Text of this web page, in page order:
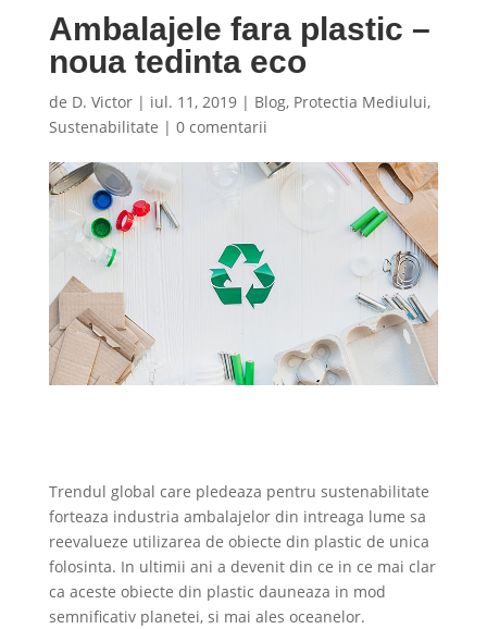
Ambalajele fara plastic –
noua tedinta eco
de D. Victor| iul. 11, 2019| Blog, Protectia Mediului,
Sustenabilitate | 0 comentarii
Trendul global care pledeaza pentru sustenabilitate
forteaza industria ambalajelor din intreaga lume sa
reevalueze utilizarea de obiecte din plastic de unica
folosinta. In ultimii ani a devenit din ce in ce mai clar
ca aceste obiecte din plastic dauneaza in mod
semnificativ planetei, si mai ales oceanelor.